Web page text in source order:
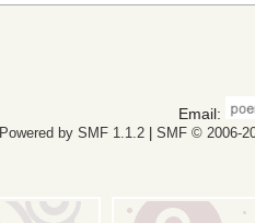
Email:
Powered by SMF 1.1.2| SMF © 2006-